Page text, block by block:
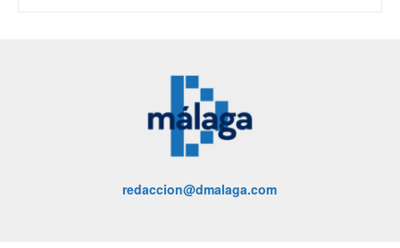
redaccion@dmalaga.com